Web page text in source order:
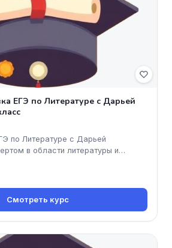
ЕГЭ по Литературе с Дарьей
по Литературе с Дарьей
в области литературы и
Смотреть курс